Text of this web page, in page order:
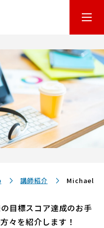
の方へ
講師紹介 Michael
目標スコア達成のお手
々を紹介します！